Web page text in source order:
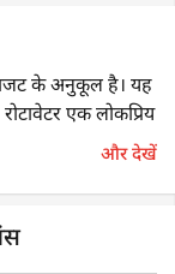
बजट के अनुकूल है। यह
एक लोकप्रिय
सकता है, चूर्ण/महीन
व्यापक रूप से किया
एवं मिट्टी में हवा का
तैयार करता है
और देखें